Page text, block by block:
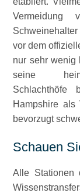
Vermeidung
vor dem
nur sehr wenig
seine
Schlachthöfe
Hampshire als
bevorzugt
Schauen
Alle Stationen